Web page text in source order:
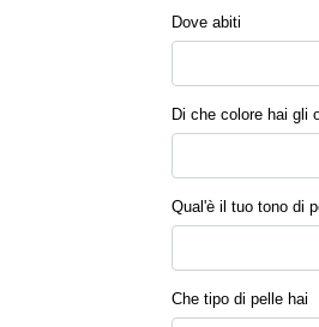
Dove abiti
Di che colore hai gli
Qual'è il tuo tono di
Che tipo di pelle hai